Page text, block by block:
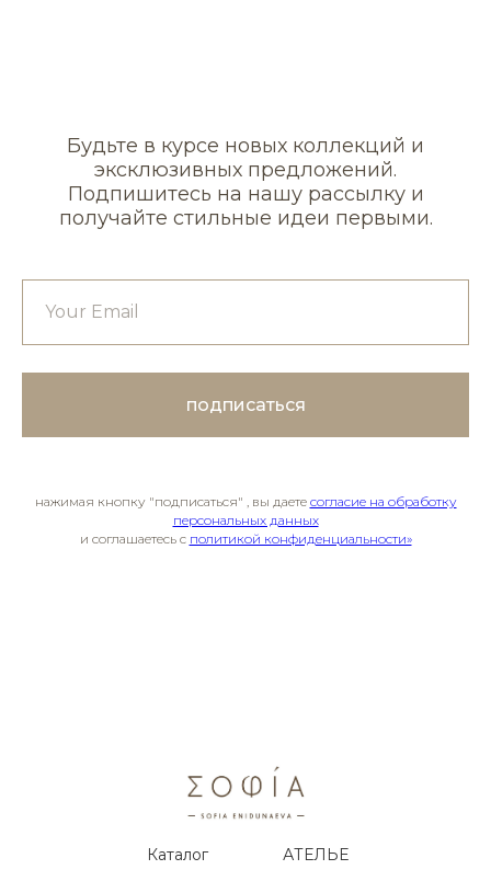
Будьте в курсе новых коллекций и
эксклюзивных предложений.
Подпишитесь на нашу рассылку и
получайте стильные идеи первыми.
подписаться
нажимая кнопку "подписаться" , вы даете согласие на обработку
персональных данных
и соглашаетесь c политикой конфиденциальности»
АТЕЛЬЕ
Каталог